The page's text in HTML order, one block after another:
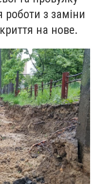
з заміни
на нове.